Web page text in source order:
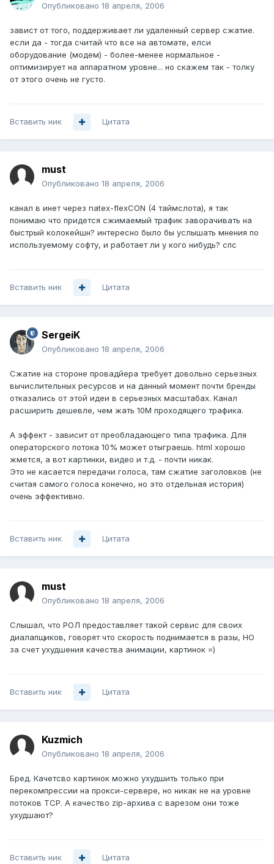
Опубликовано 18 апреля, 2006
завист от того, поддерживает ли удаленный сервер сжатие.
если да - тогда считай что все на автомате, елси
оборудование (модем) - более-менее нормальное -
оптимизирует на аппаратном уровне... но скажем так - толку
от этого очень не густо.
Вставить ник Цитата
must
Опубликовано 18 апреля, 2006
канал в инет через natex-flexCON (4 таймслота), я так
понимаю что придется сжимаемый трафик заворачивать на
быстрый колокейшн? интересно было бы услышать мнения по
используемому софту, и работает ли у кого нибудь? спс
Вставить ник Цитата
SergeiK
Опубликовано 18 апреля, 2006
Сжатие на стороне провадйера требует довольно серьезных
вычислительных ресурсов и на данный момент почти бренды
отказались от этой идеи в серьезных масштабах. Канал
расширить дешевле, чем жать 10М проходящего трафика.
А эффект - зависит от преобладающего типа трафика. Для
операторского потока 10% может отыграешь. html хорошо
жмется, а вот картинки, видео и т.д. - почти никак.
Это не касается передачи голоса, там сжатие заголовков (не
считая самого голоса конечно, но это отдельная история)
очень эффективно.
Вставить ник Цитата
must
Опубликовано 18 апреля, 2006
Слышал, что РОЛ предоставляет такой сервис для своих
диалапщиков, говорят что скорость поднимается в разы, НО
за счет ухудшения качества анимации, картинок =)
Вставить ник Цитата
Kuzmich
Опубликовано 18 апреля, 2006
Бред. Качетсво картинок можно ухудшить только при
перекомпрессии на прокси-сервере, но никак не на уровне
потоков TCP. А качество zip-архива с варезом они тоже
ухудшают?
Вставить ник Цитата